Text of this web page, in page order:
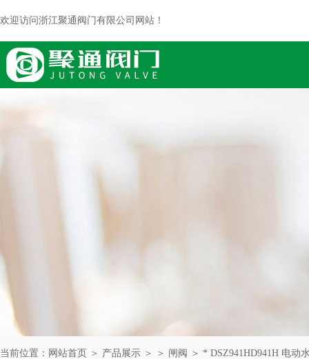
欢迎访问浙江聚通阀门有限公司网站！
当前位置： 网站首页 ＞ 产品展示 ＞ ＞ 闸阀 ＞ * DSZ941HD941H 电动